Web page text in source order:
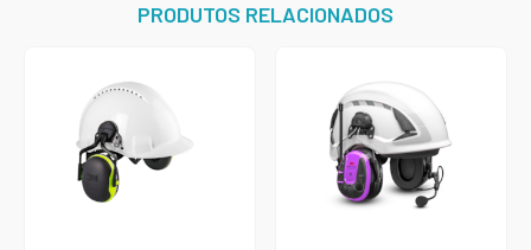
PRODUTOS RELACIONADOS